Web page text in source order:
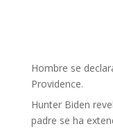
Hombre se
Providence.
Hunter Biden
padre se ha